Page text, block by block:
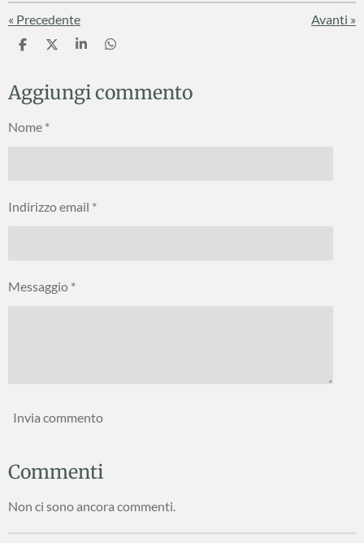
« Precedente Avanti »
C
d
i
i
C
d
i
C
d
i
C
d
i
Aggiungi commento
Nome *
Indirizzo email *
Messaggio *
Invia commento
Commenti
Non ci sono ancora commenti.